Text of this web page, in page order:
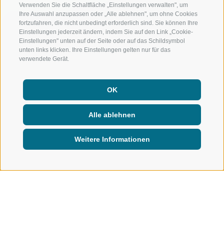
Verwenden Sie die Schaltfläche „Einstellungen verwalten", um
Ihre Auswahl anzupassen oder „Alle ablehnen", um ohne Cookies
fortzufahren, die nicht unbedingt erforderlich sind. Sie können Ihre
Einstellungen jederzeit ändern, indem Sie auf den Link „Cookie-
Einstellungen" unten auf der Seite oder auf das Schildsymbol
unten links klicken. Ihre Einstellungen gelten nur für das
verwendete Gerät.
OK
Alle ablehnen
Weitere Informationen